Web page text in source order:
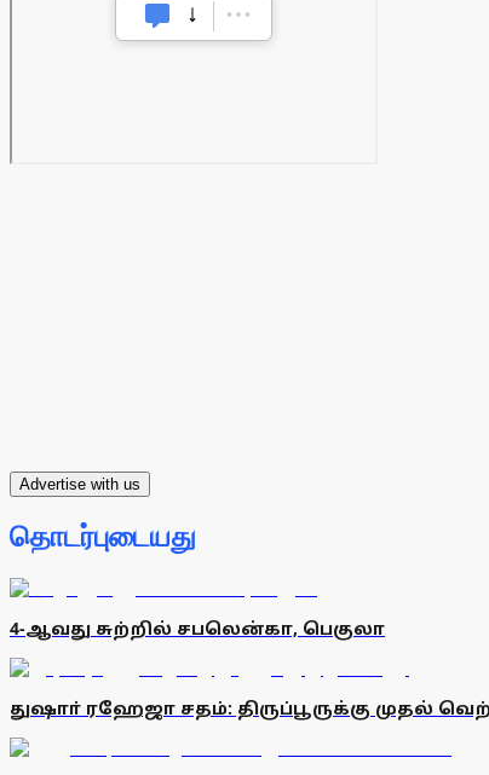
Advertise with us
தொடர்புடையது
4-ஆவது சுற்றில் சபலென்கா, பெகுலா
துஷாா் ரஹேஜா சதம்: திருப்பூருக்கு முதல்